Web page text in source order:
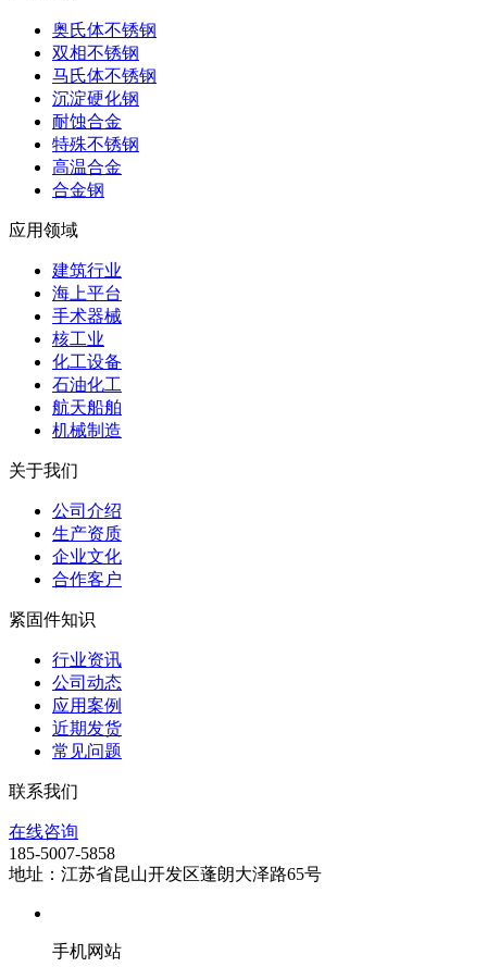
奥氏体不锈钢
双相不锈钢
马氏体不锈钢
沉淀硬化钢
耐蚀合金
特殊不锈钢
高温合金
合金钢
应用领域
建筑行业
海上平台
手术器械
核工业
化工设备
石油化工
航天船舶
机械制造
关于我们
公司介绍
生产资质
企业文化
合作客户
紧固件知识
行业资讯
公司动态
应用案例
近期发货
常见问题
联系我们
在线咨询
185-5007-5858
地址：江苏省昆山开发区蓬朗大泽路65号
手机网站